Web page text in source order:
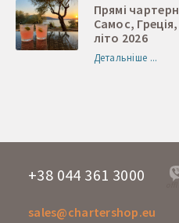
Прямі
Самос,
літо 2026
Детальніше ...
+38 044 361 3000
sales@chartershop.eu